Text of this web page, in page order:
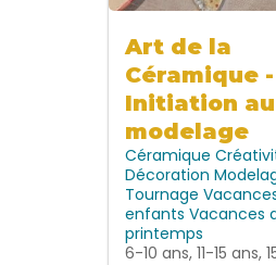
Art de la
Céramique -
Initiation au
modelage
Céramique
Décoration
Tournage
enfants Vacances
printemps
6-10 ans, 11-15 ans,